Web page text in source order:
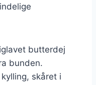
butterdej
bunden.
skåret i